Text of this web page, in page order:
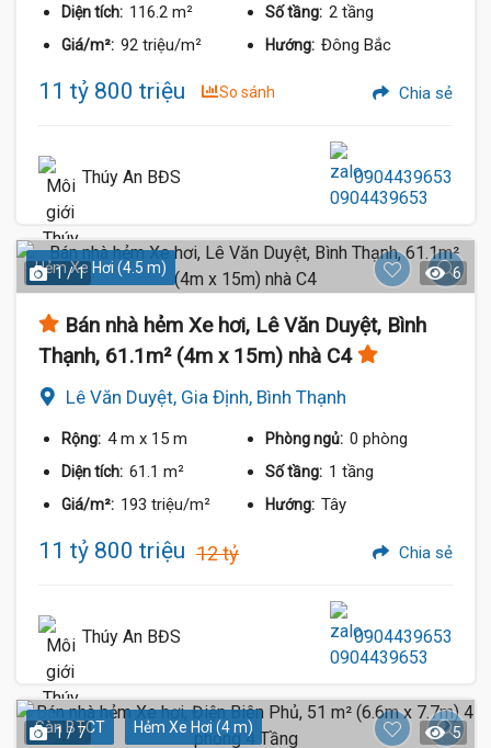
Diện tích: 116.2 m² Số tầng: 2 tầng
Giá/m²: 92 triệu/m² Hướng: Đông Bắc
11 tỷ 800 triệu So sánh Chia sẻ
Thúy An BĐS 0904439653
Hẻm Xe Hơi (4.5 m)
1 / 1 6
Bán nhà hẻm Xe hơi, Lê Văn Duyệt, Bình
Thạnh, 61.1m² (4m x 15m) nhà C4
Lê Văn Duyệt, Gia Định, Bình Thạnh
Rộng: 4 m x 15 m Phòng ngủ: 0 phòng
Diện tích: 61.1 m² Số tầng: 1 tầng
Giá/m²: 193 triệu/m² Hướng: Tây
11 tỷ 800 triệu 12 tỷ Chia sẻ
Thúy An BĐS 0904439653
Sàn BTCT Hẻm Xe Hơi (4 m)
1 / 7 5